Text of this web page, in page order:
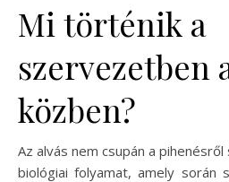
Mi történik a
szervezetben
közben?
Az alvás nem csupán a
biológiai folyamat, amely során